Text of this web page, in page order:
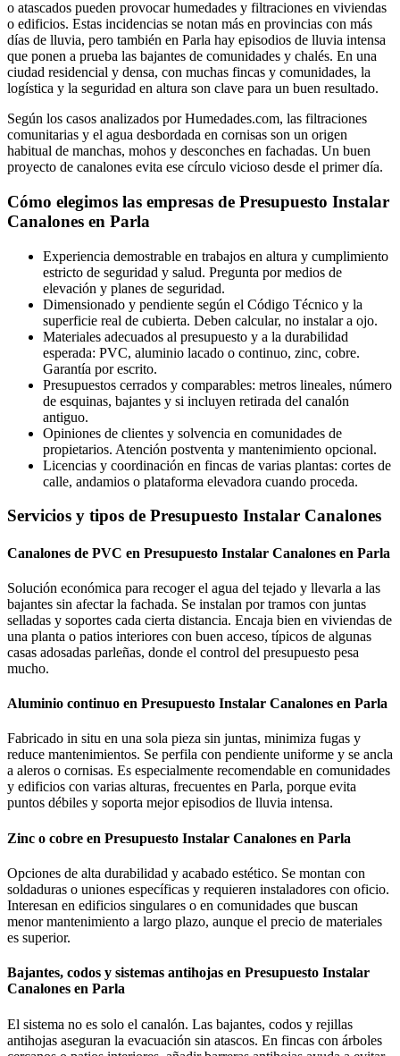
o atascados pueden provocar humedades y filtraciones en viviendas
o edificios. Estas incidencias se notan más en provincias con más
días de lluvia, pero también en Parla hay episodios de lluvia intensa
que ponen a prueba las bajantes de comunidades y chalés. En una
ciudad residencial y densa, con muchas fincas y comunidades, la
logística y la seguridad en altura son clave para un buen resultado.
Según los casos analizados por Humedades.com, las filtraciones
comunitarias y el agua desbordada en cornisas son un origen
habitual de manchas, mohos y desconches en fachadas. Un buen
proyecto de canalones evita ese círculo vicioso desde el primer día.
Cómo elegimos las empresas de Presupuesto Instalar
Canalones en Parla
Experiencia demostrable en trabajos en altura y cumplimiento
estricto de seguridad y salud. Pregunta por medios de
elevación y planes de seguridad.
Dimensionado y pendiente según el Código Técnico y la
superficie real de cubierta. Deben calcular, no instalar a ojo.
Materiales adecuados al presupuesto y a la durabilidad
esperada: PVC, aluminio lacado o continuo, zinc, cobre.
Garantía por escrito.
Presupuestos cerrados y comparables: metros lineales, número
de esquinas, bajantes y si incluyen retirada del canalón
antiguo.
Opiniones de clientes y solvencia en comunidades de
propietarios. Atención postventa y mantenimiento opcional.
Licencias y coordinación en fincas de varias plantas: cortes de
calle, andamios o plataforma elevadora cuando proceda.
Servicios y tipos de Presupuesto Instalar Canalones
Canalones de PVC en Presupuesto Instalar Canalones en Parla
Solución económica para recoger el agua del tejado y llevarla a las
bajantes sin afectar la fachada. Se instalan por tramos con juntas
selladas y soportes cada cierta distancia. Encaja bien en viviendas de
una planta o patios interiores con buen acceso, típicos de algunas
casas adosadas parleñas, donde el control del presupuesto pesa
mucho.
Aluminio continuo en Presupuesto Instalar Canalones en Parla
Fabricado in situ en una sola pieza sin juntas, minimiza fugas y
reduce mantenimientos. Se perfila con pendiente uniforme y se ancla
a aleros o cornisas. Es especialmente recomendable en comunidades
y edificios con varias alturas, frecuentes en Parla, porque evita
puntos débiles y soporta mejor episodios de lluvia intensa.
Zinc o cobre en Presupuesto Instalar Canalones en Parla
Opciones de alta durabilidad y acabado estético. Se montan con
soldaduras o uniones específicas y requieren instaladores con oficio.
Interesan en edificios singulares o en comunidades que buscan
menor mantenimiento a largo plazo, aunque el precio de materiales
es superior.
Bajantes, codos y sistemas antihojas en Presupuesto Instalar
Canalones en Parla
El sistema no es solo el canalón. Las bajantes, codos y rejillas
antihojas aseguran la evacuación sin atascos. En fincas con árboles